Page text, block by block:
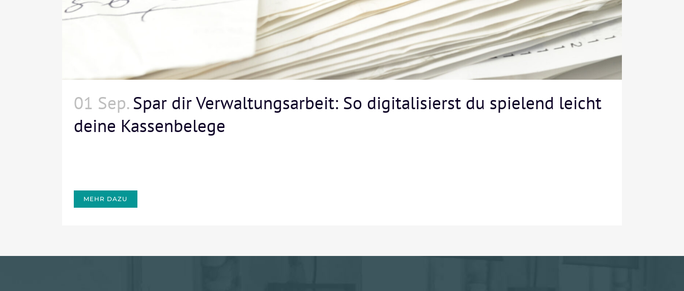
01 Sep. Spar dir Verwaltungsarbeit: So digitalisierst du spielend leicht
deine Kassenbelege
MEHR DAZU